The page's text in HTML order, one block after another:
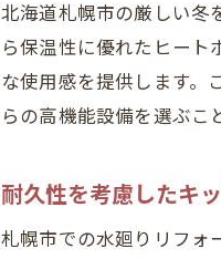
北海道札幌市の厳しい冬
ら保温性に優れたヒー
な使用感を提供します。
らの高機能設備を選ぶこ
耐久性を考慮したキ
札幌市での水廻りリフォ